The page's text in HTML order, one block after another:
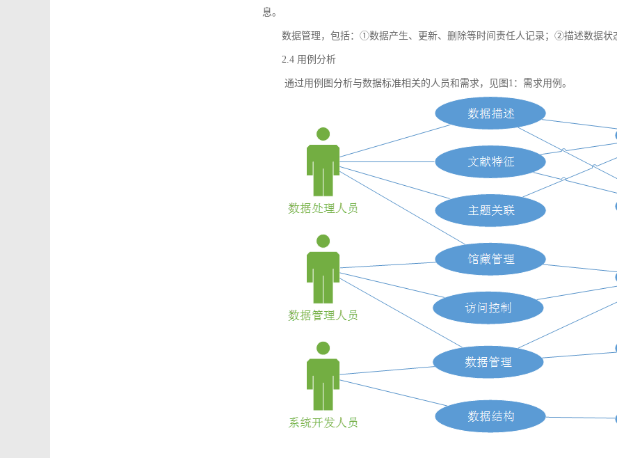
息。
数据管理，包括：①数据产生、更新、删除等时间责任人记录；②描述数据状
2.4 用例分析
通过用例图分析与数据标准相关的人员和需求，见图1：需求用例。